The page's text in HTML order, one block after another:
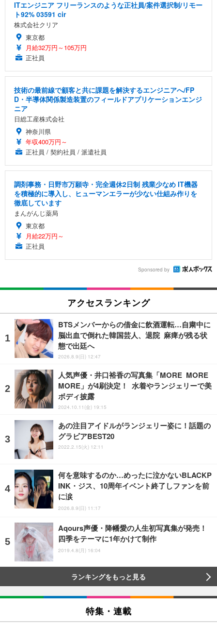
ITエンジニア フリーランスのような正社員/案件選択制/リモー
ト92% 03591 cir
株式会社クリア
東京都
月給32万円～105万円
正社員
技術の最前線で顧客と共に課題を解決するエンジニアへ/FP
D・半導体関係製造装置のフィールドアプリケーションエンジ
ニア
日総工産株式会社
神奈川県
年収400万円～
正社員 / 契約社員 / 派遣社員
調剤事務・日野市万願寺・完全週休2日制 残業少なめ IT機器
を積極的に導入し、ヒューマンエラーが少ない仕組み作りを
徹底しています
まんがんじ薬局
東京都
月給22万円～
正社員
Sponsored by
アクセスランキング
BTSメンバーからの借金に飲酒運転…自粛中に
脳出血で倒れた韓国芸人、退院 麻痺が残る状
態で出廷へ
2026.8.9(日) 12:47
人気声優・井口裕香の写真集「MORE MORE
MORE」が4刷決定！ 水着やランジェリーで美
ボディ披露
2024.10.11(金) 19:15
あの注目アイドルがランジェリー姿に！話題の
グラビアBEST20
2022.2.15(火) 12:11
何を意味するのか…めったに泣かないBLACKP
INK・ジス、10周年イベント終了しファンを前
に涙
2026.8.9(日) 11:17
Aqours声優・降幡愛の人生初写真集が発売！
四季をテーマに1年かけて制作
2019.4.8(月) 16:04
ランキングをもっと見る
特集・連載